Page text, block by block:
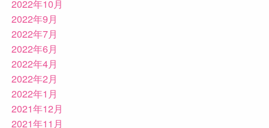
2022年10月
2022年9月
2022年7月
2022年6月
2022年4月
2022年2月
2022年1月
2021年12月
2021年11月